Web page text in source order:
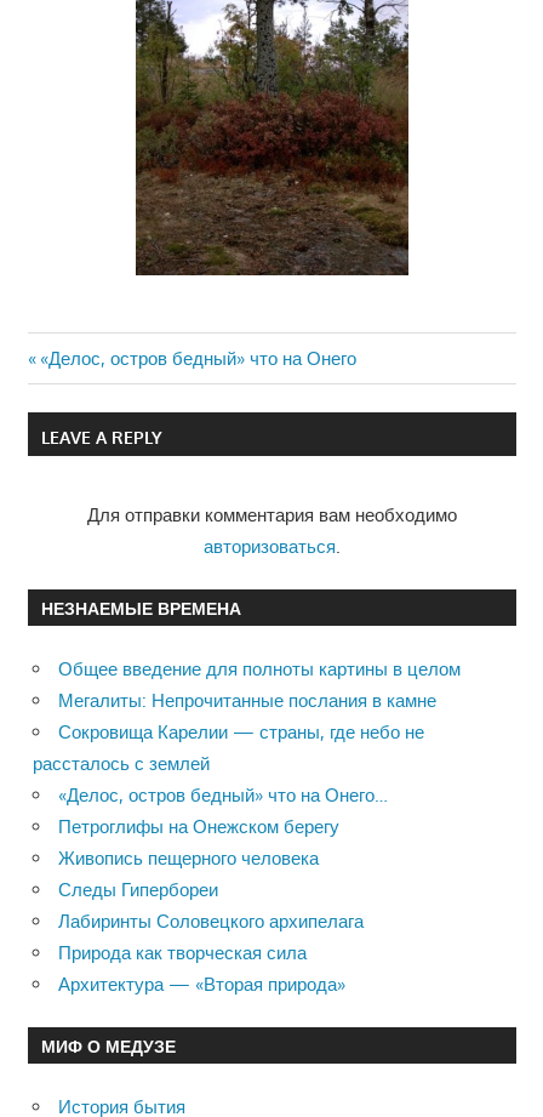
Навигация
по
Previous
Post:
«Делос, остров бедный» что на Онего
LEAVE A REPLY
Для отправки комментария вам необходимо
авторизоваться
НЕЗНАЕМЫЕ ВРЕМЕНА
Общее введение для полноты картины в целом
Мегалиты: Непрочитанные послания в камне
Сокровища Карелии — страны, где небо не
рассталось с землей
«Делос, остров бедный» что на Онего…
Петроглифы на Онежском берегу
Живопись пещерного человека
Следы Гипербореи
Лабиринты Соловецкого архипелага
Природа как творческая сила
Архитектура — «Вторая природа»
МИФ О МЕДУЗЕ
История бытия